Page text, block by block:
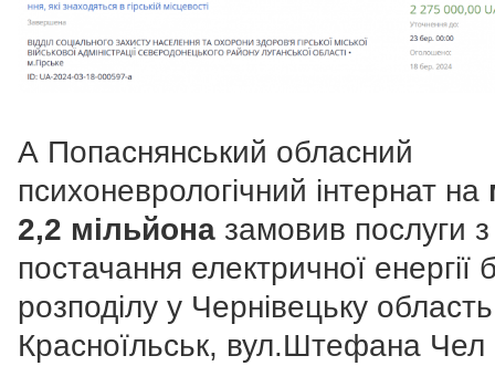
А Попаснянський обласний
психоневрологічний інтернат на
2,2 мільйона замовив послуги з
постачання електричної енергії
розподілу у Чернівецьку
Красноїльськ, вул.Штефана Чел